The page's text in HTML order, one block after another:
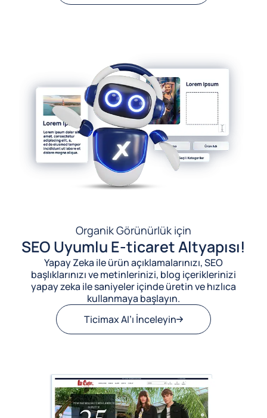
Organik Görünürlük için
SEO Uyumlu E-ticaret Altyapısı!
Yapay Zeka ile ürün açıklamalarınızı, SEO
başlıklarınızı ve metinlerinizi, blog içeriklerinizi
yapay zeka ile saniyeler içinde üretin ve hızlıca
kullanmaya başlayın.
Ticimax AI’ı İnceleyin